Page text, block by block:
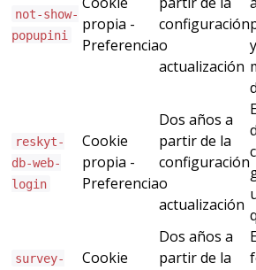
not-show-
popupini
propia -
Preferencia
configuración
o
actualización
reskyt-
db-web-
login
Cookie
propia -
Preferencia
Dos años a
partir de la
configuración
o
actualización
survey-
Cookie
Dos años a
partir de la